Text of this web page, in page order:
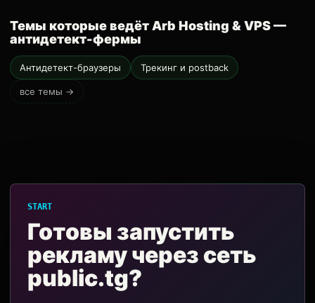
Темы которые ведёт Arb Hosting & VPS —
антидетект-фермы
Антидетект-браузеры Трекинг и postback
все темы →
START
Готовы запустить
рекламу через сеть
public.tg?